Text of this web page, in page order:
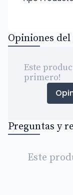
Opiniones
Este
primero!
Preguntas y
Este